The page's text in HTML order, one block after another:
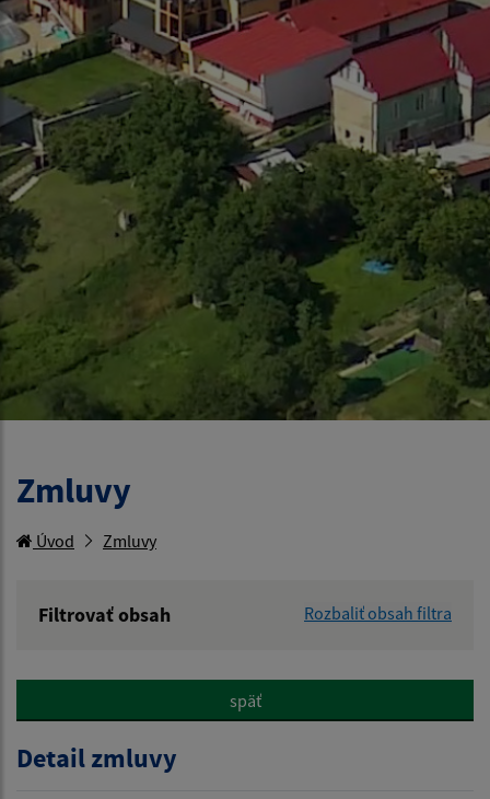
Zmluvy
Úvod Zmluvy
Filtrovať obsah
Rozbaliť obsah filtra
Hľadať v:
späť
Detail zmluvy